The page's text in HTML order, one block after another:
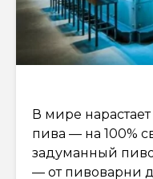
В мире
пива — на 100%
задуманный
— от пивоварни